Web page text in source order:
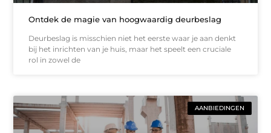
Ontdek de magie van hoogwaardig deurbeslag
Deurbeslag is misschien niet het eerste waar je aan denkt
bij het inrichten van je huis, maar het speelt een cruciale
rol in zowel de
AANBIEDINGEN